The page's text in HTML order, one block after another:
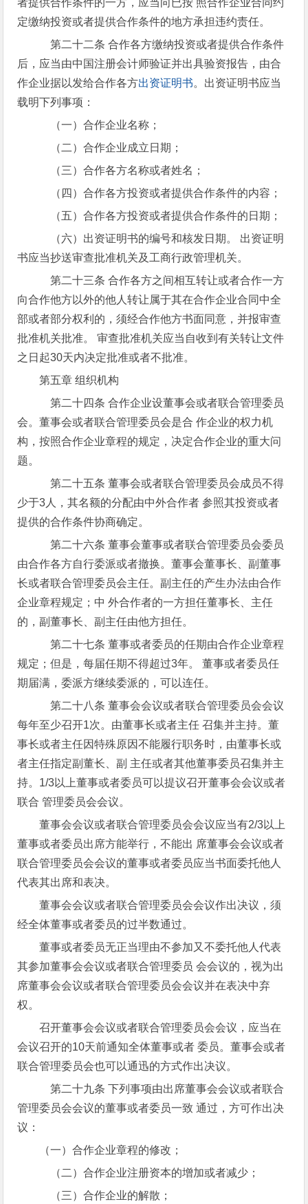
者提供合作条件的一方，应当向已按 照合作企业合同约
定缴纳投资或者提供合作条件的地方承担违约责任。
第二十二条 合作各方缴纳投资或者提供合作条件
后，应当由中国注册会计师验证并出具验资报告，由合
作企业据以发给合作各方出资证明书。出资证明书应当
载明下列事项：
（一）合作企业名称；
（二）合作企业成立日期；
（三）合作各方名称或者姓名；
（四）合作各方投资或者提供合作条件的内容；
（五）合作各方投资或者提供合作条件的日期；
（六）出资证明书的编号和核发日期。 出资证明
书应当抄送审查批准机关及工商行政管理机关。
第二十三条 合作各方之间相互转让或者合作一方
向合作他方以外的他人转让属于其在合作企业合同中全
部或者部分权利的，须经合作他方书面同意，并报审查
批准机关批准。 审查批准机关应当自收到有关转让文件
之日起30天内决定批准或者不批准。
第五章 组织机构
第二十四条 合作企业设董事会或者联合管理委员
会。董事会或者联合管理委员会是合 作企业的权力机
构，按照合作企业章程的规定，决定合作企业的重大问
题。
第二十五条 董事会或者联合管理委员会成员不得
少于3人，其名额的分配由中外合作者 参照其投资或者
提供的合作条件协商确定。
第二十六条 董事会董事或者联合管理委员会委员
由合作各方自行委派或者撤换。董事会董事长、副董事
长或者联合管理委员会主任。副主任的产生办法由合作
企业章程规定；中 外合作者的一方担任董事长、主任
的，副董事长、副主任由他方担任。
第二十七条 董事或者委员的任期由合作企业章程
规定；但是，每届任期不得超过3年。 董事或者委员任
期届满，委派方继续委派的，可以连任。
第二十八条 董事会会议或者联合管理委员会会议
每年至少召开1次。由董事长或者主任 召集并主持。董
事长或者主任因特殊原因不能履行职务时，由董事长或
者主任指定副董长、副 主任或者其他董事委员召集并主
持。1/3以上董事或者委员可以提议召开董事会会议或者
联合 管理委员会会议。
董事会会议或者联合管理委员会会议应当有2/3以上
董事或者委员出席方能举行，不能出 席董事会会议或者
联合管理委员会会议的董事或者委员应当书面委托他人
代表其出席和表决。
董事会会议或者联合管理委员会会议作出决议，须
经全体董事或者委员的过半数通过。
董事或者委员无正当理由不参加又不委托他人代表
其参加董事会会议或者联合管理委员 会会议的，视为出
席董事会会议或者联合管理委员会会议并在表决中弃
权。
召开董事会会议或者联合管理委员会会议，应当在
会议召开的10天前通知全体董事或者 委员。董事会或者
联合管理委员会也可以通迅的方式作出决议。
第二十九条 下列事项由出席董事会会议或者联合
管理委员会会议的董事或者委员一致 通过，方可作出决
议：
（一）合作企业章程的修改；
（二）合作企业注册资本的增加或者减少；
（三）合作企业的解散；